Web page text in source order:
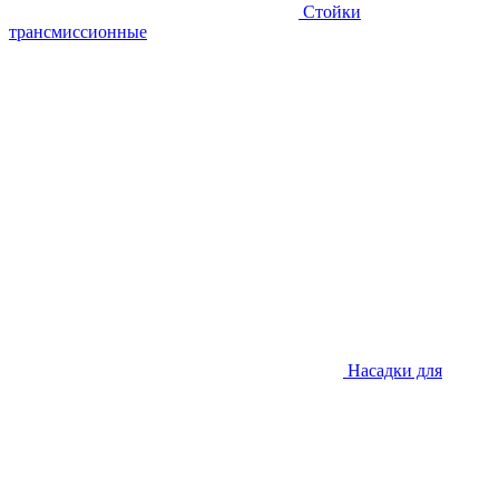
Стойки
трансмиссионные
Насадки для